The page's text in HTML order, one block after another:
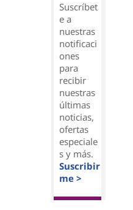
Suscríbet
e a
nuestras
notificaci
ones
para
recibir
nuestras
últimas
noticias,
ofertas
especiale
s y más.
Suscribir
me >